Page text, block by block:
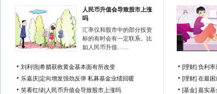
人民币升值会导致股市上涨
吗
汇率仅和股市中的部分投资
标的有时会有一定联系。比
如人民币升值……
刘利强 希腊获救黄金基本面有所改变
乐嘉庆 定向增发强劲反弹 私募基金业绩回暖
笑看红绿 人民币升值会导致股市上涨吗
[理财] 负利率
[理财] 在最困
[基金] 嘉实基